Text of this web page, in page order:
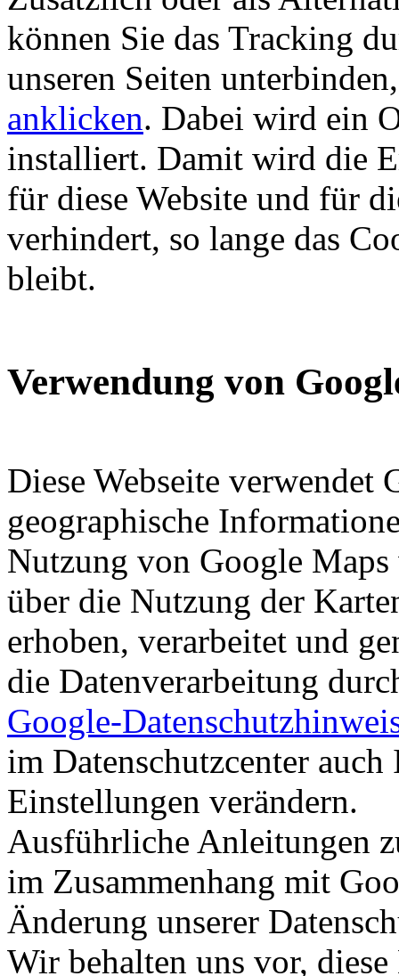
können Sie das Tracking
unseren Seiten
anklicken. Dabei wird ein
installiert. Damit wird die
für diese Website und für
verhindert, so lange das
bleibt.
Verwendung von
Diese Webseite verwendet
geographische
Nutzung von Google
über die Nutzung der
erhoben, verarbeitet und
die Datenverarbeitung
Google-
im Datenschutzcenter
Einstellungen verändern.
Ausführliche Anleitungen
im Zusammenhang mit
Änderung unserer
Wir behalten uns vor,